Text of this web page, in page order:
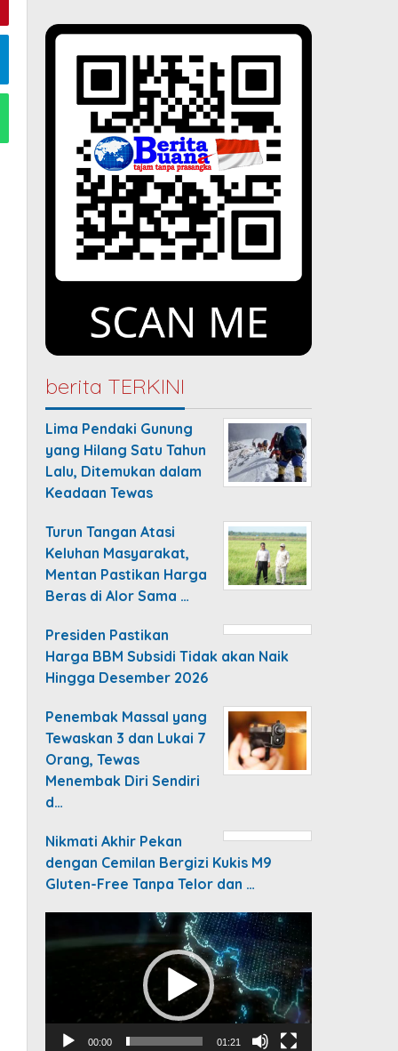
berita TERKINI
Lima Pendaki Gunung
yang Hilang Satu Tahun
Lalu, Ditemukan dalam
Keadaan Tewas
Turun Tangan Atasi
Keluhan Masyarakat,
Mentan Pastikan Harga
Beras di Alor Sama …
Presiden Pastikan
Harga BBM Subsidi Tidak akan Naik
Hingga Desember 2026
Penembak Massal yang
Tewaskan 3 dan Lukai 7
Orang, Tewas
Menembak Diri Sendiri
d…
Nikmati Akhir Pekan
dengan Cemilan Bergizi Kukis M9
Gluten-Free Tanpa Telor dan …
Player
00:00 01:21